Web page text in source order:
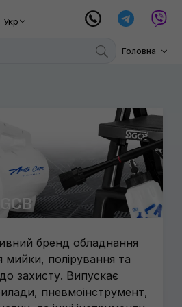
Укр
Головна
бренд обладнання
мийки, полірування та
захисту. Випускає
пневмоінструмент,
Gyeon
CarPro